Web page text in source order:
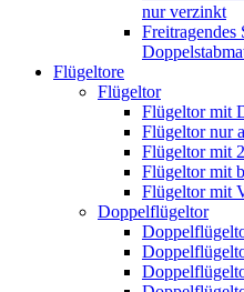
nur verzinkt
Freitragendes
Flügeltore
Flügeltor
Flügeltor mit
Flügeltor nur
Flügeltor mit
Flügeltor mit
Flügeltor mit
Doppelflügeltor